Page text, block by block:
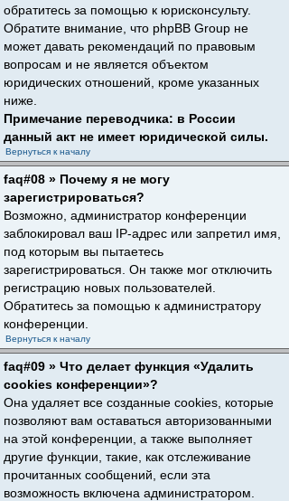
обратитесь за помощью к юрисконсульту.
Обратите внимание, что phpBB Group не
может давать рекомендаций по правовым
вопросам и не является объектом
юридических отношений, кроме указанных
ниже.
Примечание переводчика: в России
данный акт не имеет юридической силы.
Вернуться к началу
faq#08 » Почему я не могу
зарегистрироваться?
Возможно, администратор конференции
заблокировал ваш IP-адрес или запретил имя,
под которым вы пытаетесь
зарегистрироваться. Он также мог отключить
регистрацию новых пользователей.
Обратитесь за помощью к администратору
конференции.
Вернуться к началу
faq#09 » Что делает функция «Удалить
cookies конференции»?
Она удаляет все созданные cookies, которые
позволяют вам оставаться авторизованными
на этой конференции, а также выполняет
другие функции, такие, как отслеживание
прочитанных сообщений, если эта
возможность включена администратором.